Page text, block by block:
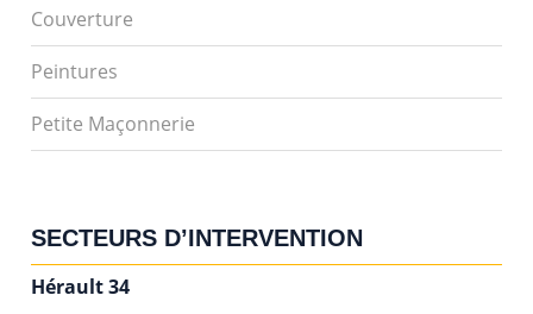
Couverture
Peintures
Petite Maçonnerie
SECTEURS D’INTERVENTION
Hérault 34